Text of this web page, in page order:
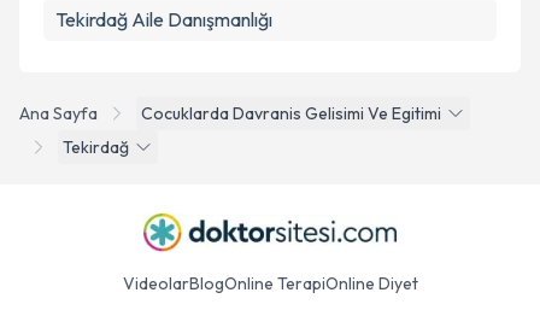
Ana Sayfa
Cocuklarda Davranis Gelisimi Ve Egitimi
Tekirdağ
Tekirdağ Aile Danışmanlığı
VideolarBlogOnline TerapiOnline Diyet